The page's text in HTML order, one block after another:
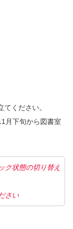
ください。
月下旬から図書室
ク状態の切り替え
さい